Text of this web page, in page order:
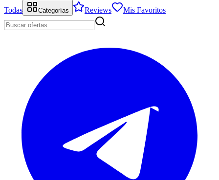
Todas
Categorías Reviews Mis Favoritos